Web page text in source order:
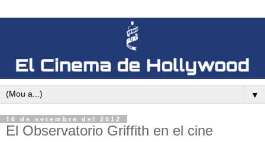
▼
16 de setembre del 2012
El Observatorio Griffith en el cine